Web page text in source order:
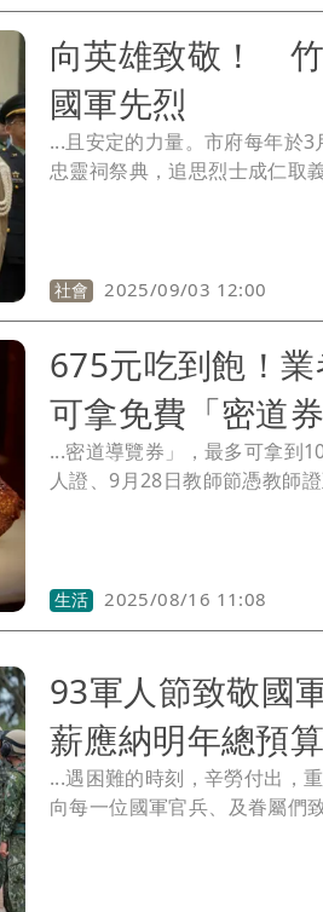
向英雄致敬！
國軍先烈
...且安定的力量。市府每年於
忠靈祠祭典，追思烈士成仁取
社會 2025/09/03 12:00
675元吃到飽！
可拿免費「密道券
人證、9月28日教師節憑教師
生活 2025/08/16 11:08
93軍人節致敬國
薪應納明年總預算
...遇困難的時刻，辛勞付出，
向每一位國軍官兵、及眷屬們